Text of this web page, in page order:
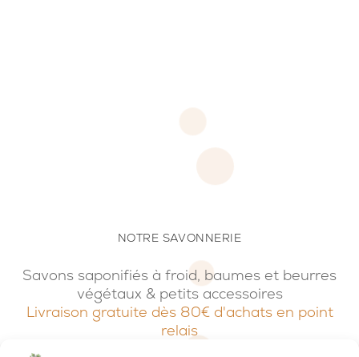
NOTRE SAVONNERIE
Savons saponifiés à froid, baumes et beurres
végétaux & petits accessoires
Livraison gratuite dès 80€ d'achats en point
relais